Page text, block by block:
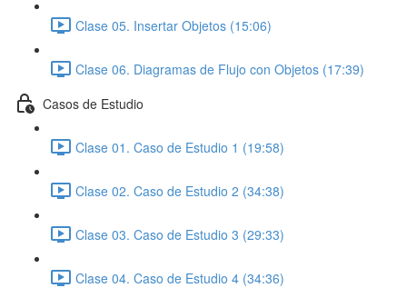
Clase 05. Insertar Objetos (15:06)
Clase 06. Diagramas de Flujo con Objetos (17:39)
Casos de Estudio
Clase 01. Caso de Estudio 1 (19:58)
Clase 02. Caso de Estudio 2 (34:38)
Clase 03. Caso de Estudio 3 (29:33)
Clase 04. Caso de Estudio 4 (34:36)